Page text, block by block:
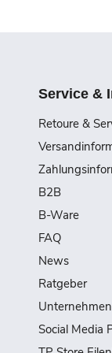
Service &
Retoure &
B2B
B-Ware
FAQ
News
Ratgeber
Unternehmen
Social Media